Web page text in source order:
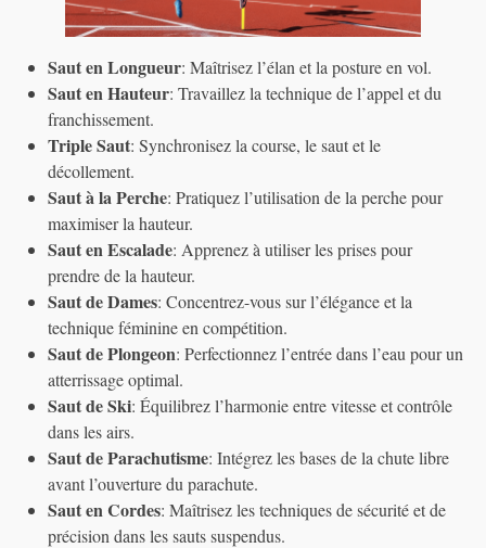
Saut en Longueur: Maîtrisez l’élan et la posture en vol.
Saut en Hauteur: Travaillez la technique de l’appel et du
franchissement.
Triple Saut: Synchronisez la course, le saut et le
décollement.
Saut à la Perche: Pratiquez l’utilisation de la perche pour
maximiser la hauteur.
Saut en Escalade: Apprenez à utiliser les prises pour
prendre de la hauteur.
Saut de Dames: Concentrez-vous sur l’élégance et la
technique féminine en compétition.
Saut de Plongeon: Perfectionnez l’entrée dans l’eau pour un
atterrissage optimal.
Saut de Ski: Équilibrez l’harmonie entre vitesse et contrôle
dans les airs.
Saut de Parachutisme: Intégrez les bases de la chute libre
avant l’ouverture du parachute.
Saut en Cordes: Maîtrisez les techniques de sécurité et de
précision dans les sauts suspendus.